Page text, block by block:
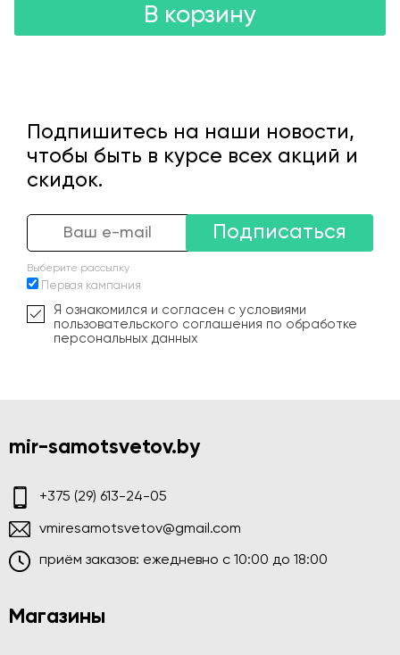
В корзину
Подпишитесь на наши новости,
чтобы быть в курсе всех акций и
скидок.
Подписаться
Выберите рассылку
Первая кампания
Я ознакомился и согласен с условиями
пользовательского соглашения по обработке
персональных данных
mir-samotsvetov.by
+375 (29) 613-24-05
vmiresamotsvetov@gmail.com
приём заказов: ежедневно c 10:00 до 18:00
Магазины